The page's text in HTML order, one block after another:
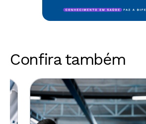
Confira também